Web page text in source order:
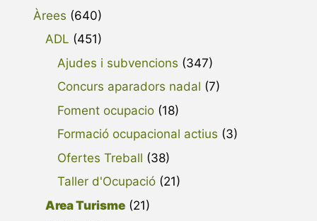
Àrees (640)
ADL (451)
Ajudes i subvencions (347)
Concurs aparadors nadal (7)
Foment ocupacio (18)
Formació ocupacional actius (3)
Ofertes Treball (38)
Taller d'Ocupació (21)
Area Turisme (21)